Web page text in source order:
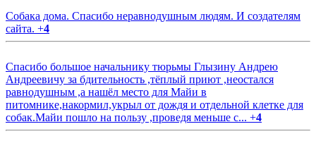
Собака дома. Спасибо неравнодушным людям. И создателям
сайта. +4
Спасибо большое начальнику тюрьмы Глызину Андрею
Андреевичу за бдительность ,тёплый приют ,неостался
равнодушным ,а нашёл место для Майи в
питомнике,накормил,укрыл от дождя и отдельной клетке для
собак.Майи пошло на пользу ,проведя меньше с... +4